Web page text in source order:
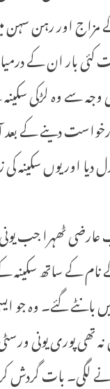
اور رہن سہن
کئی بار ان کے
سے وہ لڑکی سکینہ
دینے کے
دیا اور یوں سکینہ
عارضی ٹھہرا جب
کے ساتھ سکینہ
بانٹے گئے۔ وہ جو
تھی پوری یونی
لگی۔ بات گردش